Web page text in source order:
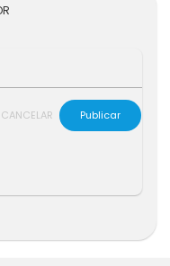
CANCELAR
Publicar